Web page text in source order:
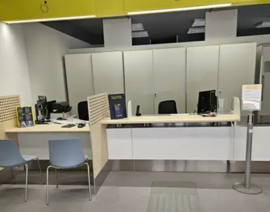
POLITICA
SOCIETÀ
CULTURA
ECONOMIA E LAVORO
EVENTI
SPORT